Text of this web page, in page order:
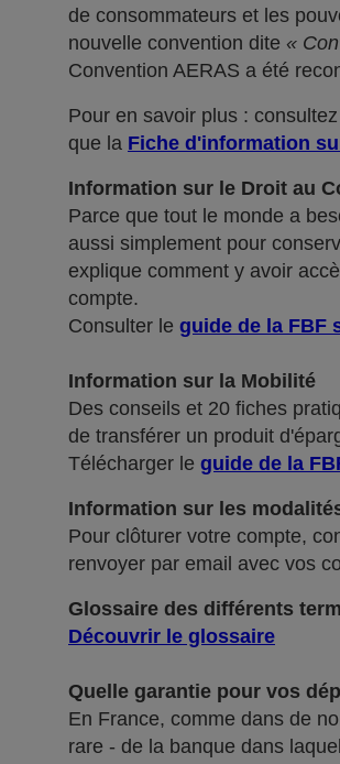
de consommateurs et les
nouvelle convention dite «
Convention AERAS a été
Pour en savoir plus :
que la Fiche d'information
Information sur le Droit au
Parce que tout le monde a
aussi simplement pour
explique comment y avoir
compte.
Consulter le guide de la FBF
Information sur la Mobilité
Des conseils et 20 fiches
de transférer un produit
Télécharger le guide de la
Information sur les
Pour clôturer votre compte,
renvoyer par email avec vos
Glossaire des différents
Découvrir le glossaire
Quelle garantie pour vos
En France, comme dans de
rare - de la banque dans